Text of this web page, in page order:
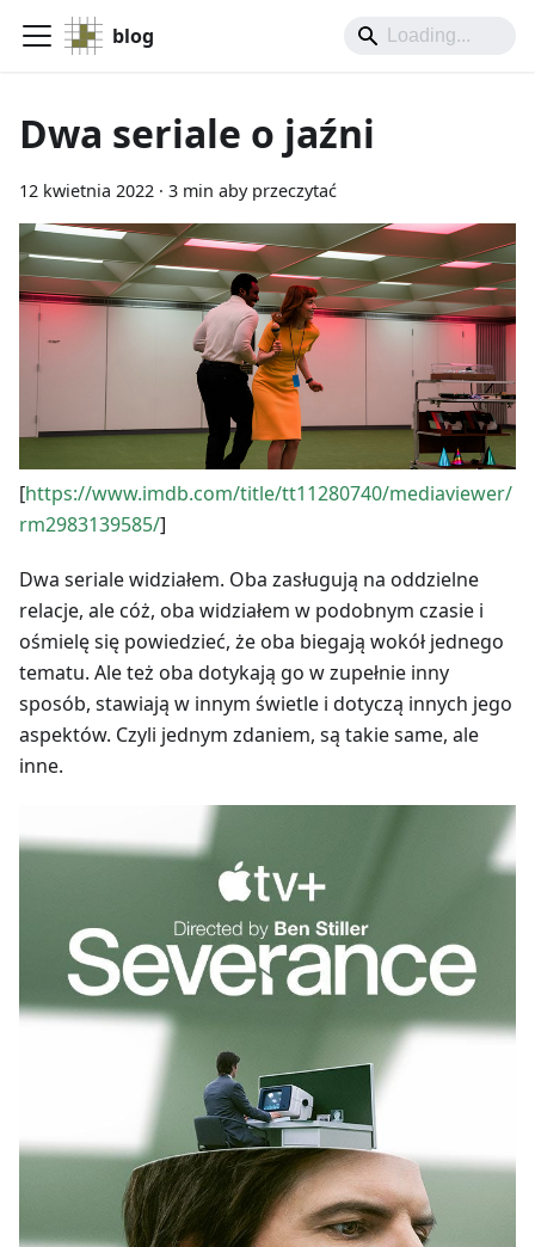
blog
Dwa seriale o jaźni
12 kwietnia 2022 · 3 min aby przeczytać
[https://www.imdb.com/title/tt11280740/mediaviewer/
rm2983139585/]
Dwa seriale widziałem. Oba zasługują na oddzielne
relacje, ale cóż, oba widziałem w podobnym czasie i
ośmielę się powiedzieć, że oba biegają wokół jednego
tematu. Ale też oba dotykają go w zupełnie inny
sposób, stawiają w innym świetle i dotyczą innych jego
aspektów. Czyli jednym zdaniem, są takie same, ale
inne.